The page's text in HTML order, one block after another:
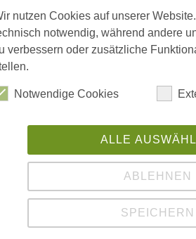
nutzen Cookies auf unserer
notwendig, während andere
verbessern oder zusätzliche
Notwendige Cookies
ALLE
ABLEHNEN
SPEICHERN